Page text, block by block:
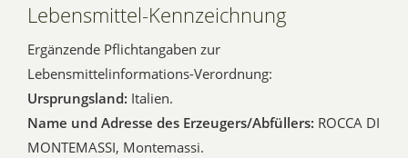
Lebensmittel-Kennzeichnung
Ergänzende Pflichtangaben zur
Lebensmittelinformations-Verordnung:
Ursprungsland: Italien.
Name und Adresse des Erzeugers/Abfüllers: ROCCA DI
MONTEMASSI, Montemassi.